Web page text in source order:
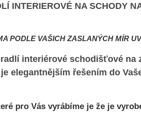
INTERIEROVÉ NA SCHODY
PODLE VAŠICH ZASLANÝCH MÍR
interiérové schodišťové
elegantnějším řešením do
pro Vás vyrábíme je že je